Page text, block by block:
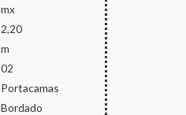
mx
2,20
m
02
Portacamas
Bordado